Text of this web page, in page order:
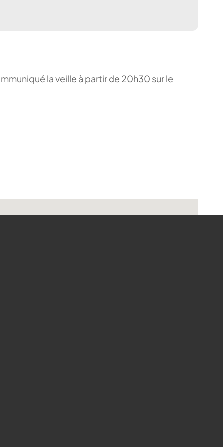
la veille à partir de 20h30 sur le